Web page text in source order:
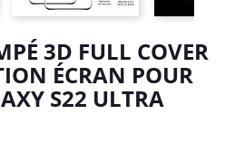
3D FULL COVER
ÉCRAN POUR
S22 ULTRA